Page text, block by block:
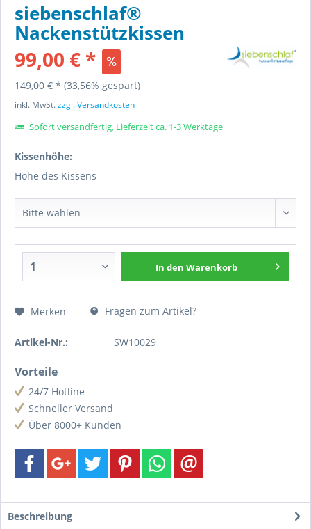
siebenschlaf®
Nackenstützkissen
99,00 € *
149,00 € * (33,56% gespart)
inkl. MwSt.zzgl. Versandkosten
Sofort versandfertig, Lieferzeit ca. 1-3 Werktage
Kissenhöhe:
Höhe des Kissens
In den Warenkorb
Merken Fragen zum Artikel?
Artikel-Nr.: SW10029
Vorteile
24/7 Hotline
Schneller Versand
Über 8000+ Kunden
Beschreibung